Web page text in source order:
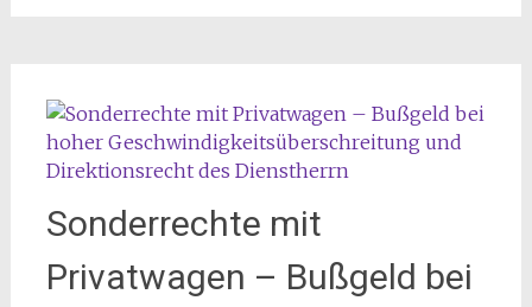
Sonderrechte mit
Privatwagen – Bußgeld bei